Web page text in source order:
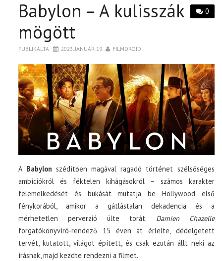
0
Babylon – A kulisszák
mögött
PUBLIKÁLTA 2023. JANUÁR 19. FILMDROID
A Babylon szédítően magával ragadó történet szélsőséges
ambíciókról és féktelen kihágásokról – számos karakter
felemelkedését és bukását mutatja be Hollywood első
fénykorából, amikor a gátlástalan dekadencia és a
mérhetetlen perverzió ülte torát. Damien Chazelle
forgatókönyvíró-rendező 15 éven át érlelte, dédelgetett
tervét, kutatott, világot épített, és csak ezután állt neki az
írásnak, majd kezdte rendezni a filmet.